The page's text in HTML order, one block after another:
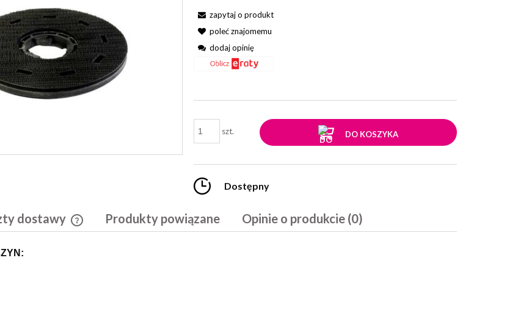
zapytaj o produkt
poleć znajomemu
dodaj opinię
szt. DO KOSZYKA
Dostępny
dostawy Produkty powiązane Opinie o produkcie (0)